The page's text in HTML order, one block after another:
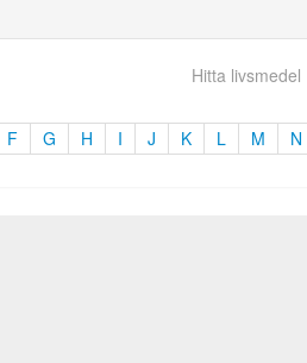
Hitta livsmedel
F G H I J K L M N